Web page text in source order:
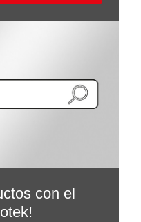
con el